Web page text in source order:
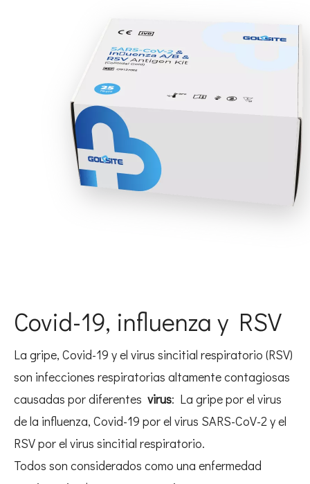
Covid-19, influenza y RSV
La gripe, Covid-19 y el virus sincitial respiratorio (RSV)
son infecciones respiratorias altamente contagiosas
causadas por diferentes virus: La gripe por el virus
de la influenza, Covid-19 por el virus SARS-CoV-2 y el
RSV por el virus sincitial respiratorio.
Todos son considerados como una enfermedad